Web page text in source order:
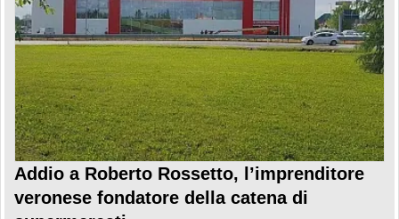
Addio a Roberto Rossetto, l’imprenditore
veronese fondatore della catena di